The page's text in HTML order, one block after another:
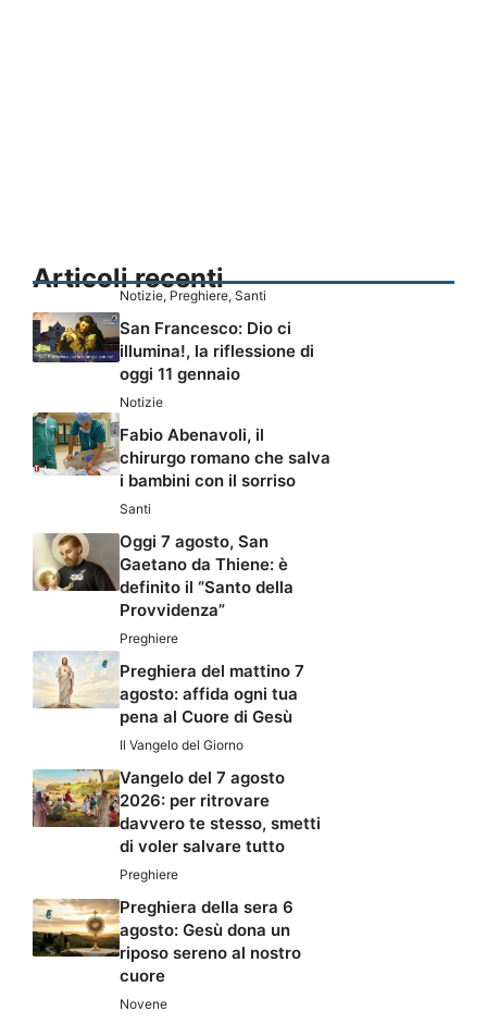
Articoli recenti
Notizie, Preghiere, Santi
San Francesco: Dio ci
illumina!, la riflessione di
oggi 11 gennaio
Notizie
Fabio Abenavoli, il
chirurgo romano che salva
i bambini con il sorriso
Santi
Oggi 7 agosto, San
Gaetano da Thiene: è
definito il “Santo della
Provvidenza”
Preghiere
Preghiera del mattino 7
agosto: affida ogni tua
pena al Cuore di Gesù
Il Vangelo del Giorno
Vangelo del 7 agosto
2026: per ritrovare
davvero te stesso, smetti
di voler salvare tutto
Preghiere
Preghiera della sera 6
agosto: Gesù dona un
riposo sereno al nostro
cuore
Novene